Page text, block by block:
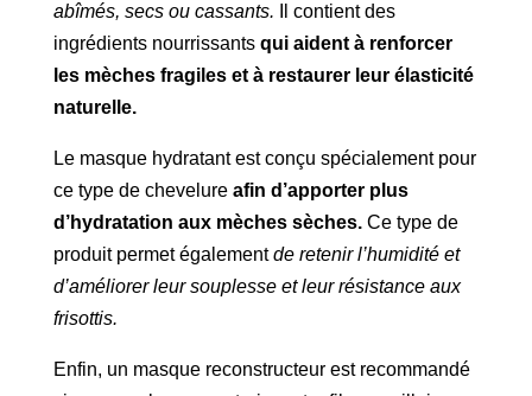
abîmés, secs ou cassants. Il contient des
ingrédients nourrissants qui aident à renforcer
les mèches fragiles et à restaurer leur élasticité
naturelle.
Le masque hydratant est conçu spécialement pour
ce type de chevelure afin d’apporter plus
d’hydratation aux mèches sèches.Ce type de
produit permet égalementde retenir l’humidité et
d’améliorer leur souplesse et leur résistance aux
frisottis.
Enfin, un masque reconstructeur est recommandé